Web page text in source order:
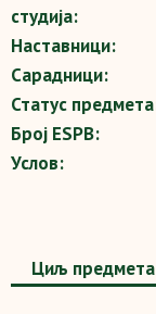
студија:
Наставници:
Сарадници:
Статус
Број ESPB:
Услов:
Циљ предмета